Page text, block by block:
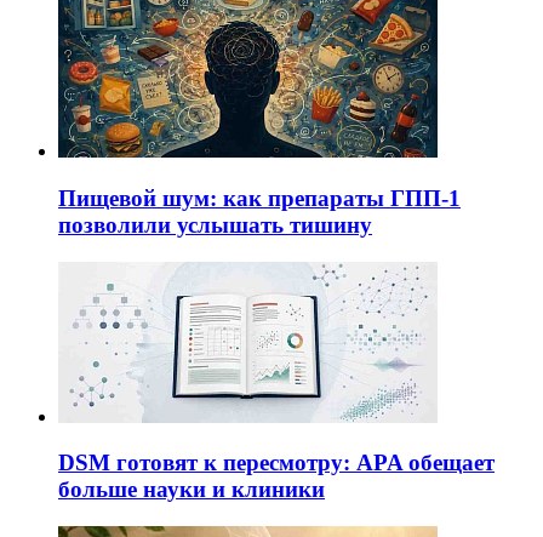
Пищевой шум: как препараты ГПП-1
позволили услышать тишину
DSM готовят к пересмотру: APA обещает
больше науки и клиники